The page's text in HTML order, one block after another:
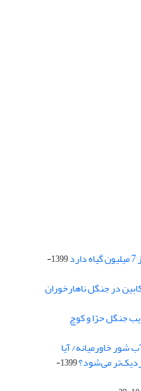
1399-
در جنگل ناهارخوران
جنگل‌ حرّا و کوچ
شور ‌خاور‌میانه/‌ آیا
می‌شود؟
1399-